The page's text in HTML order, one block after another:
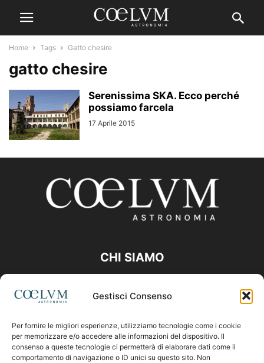
Gestisci Consenso
Per fornire le migliori esperienze, utilizziamo tecnologie come i cookie
per memorizzare e/o accedere alle informazioni del dispositivo. Il
consenso a queste tecnologie ci permetterà di elaborare dati come il
comportamento di navigazione o ID unici su questo sito. Non
Home Tags Gatto chesire
gatto chesire
Serenissima SKA. Ecco perché
possiamo farcela
17 Aprile 2015
CHI SIAMO
Contattaci:coelumastro@coelum.com
SEGUICI